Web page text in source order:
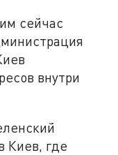
сейчас
внутри
Киев, где